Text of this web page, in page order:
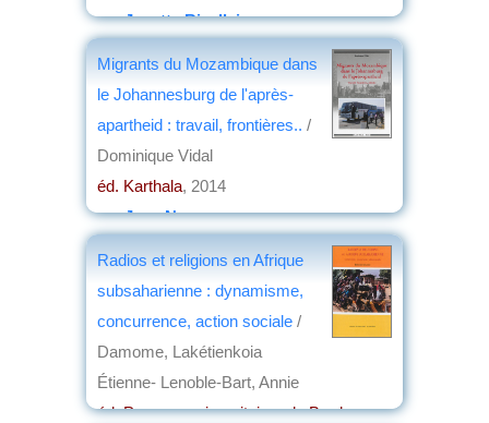
parJosette Rivallain
Migrants du Mozambique dans
le Johannesburg de l'après-
apartheid : travail, frontières.. /
Dominique Vidal
éd. Karthala, 2014
parJean Nemo
Radios et religions en Afrique
subsaharienne : dynamisme,
concurrence, action sociale /
Damome, Lakétienkoia
Étienne- Lenoble-Bart, Annie
éd. Presses universitaires de Bordeaux,